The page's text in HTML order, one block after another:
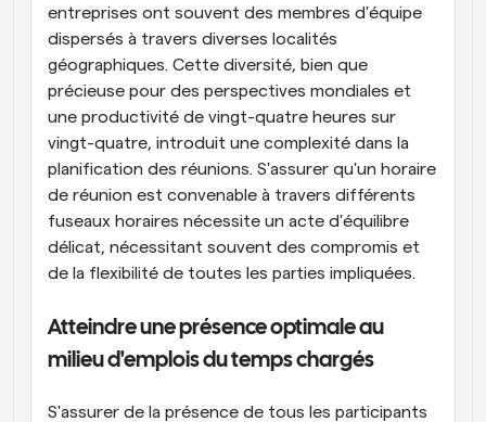
entreprises ont souvent des membres d'équipe
dispersés à travers diverses localités
géographiques. Cette diversité, bien que
précieuse pour des perspectives mondiales et
une productivité de vingt-quatre heures sur
vingt-quatre, introduit une complexité dans la
planification des réunions. S'assurer qu'un horaire
de réunion est convenable à travers différents
fuseaux horaires nécessite un acte d'équilibre
délicat, nécessitant souvent des compromis et
de la flexibilité de toutes les parties impliquées.
Atteindre une présence optimale au
milieu d'emplois du temps chargés
S'assurer de la présence de tous les participants